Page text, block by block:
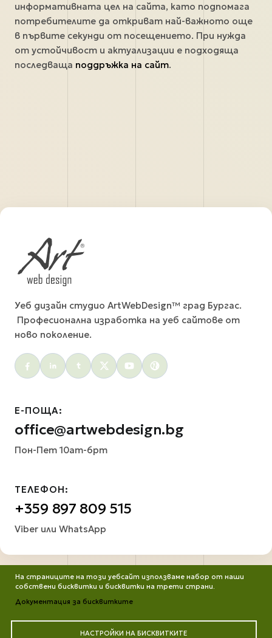
информативната цел на сайта, като подпомага
потребителите да откриват най-важното още
в първите секунди от посещението. При нужда
от устойчивост и актуализации е подходяща
последваща поддръжка на сайт.
Уеб дизайн студио ArtWebDesign™ град Бургас.
Професионална изработка на уеб сайтове от
ново поколение.
Social menu
На страниците на този уебсайт използваме набор от наши
собствени бисквитки и бисквитки на трети страни.
Документация за бисквитките
НАСТРОЙКИ НА БИСКВИТКИТЕ
Е-ПОЩА:
office@artwebdesign.bg
Пон-Пет 10am-6pm
ТЕЛЕФОН:
+359 897 809 515
Viber или WhatsApp